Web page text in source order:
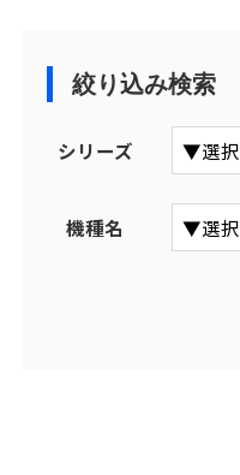
絞り込み検索
シリーズ
機種名